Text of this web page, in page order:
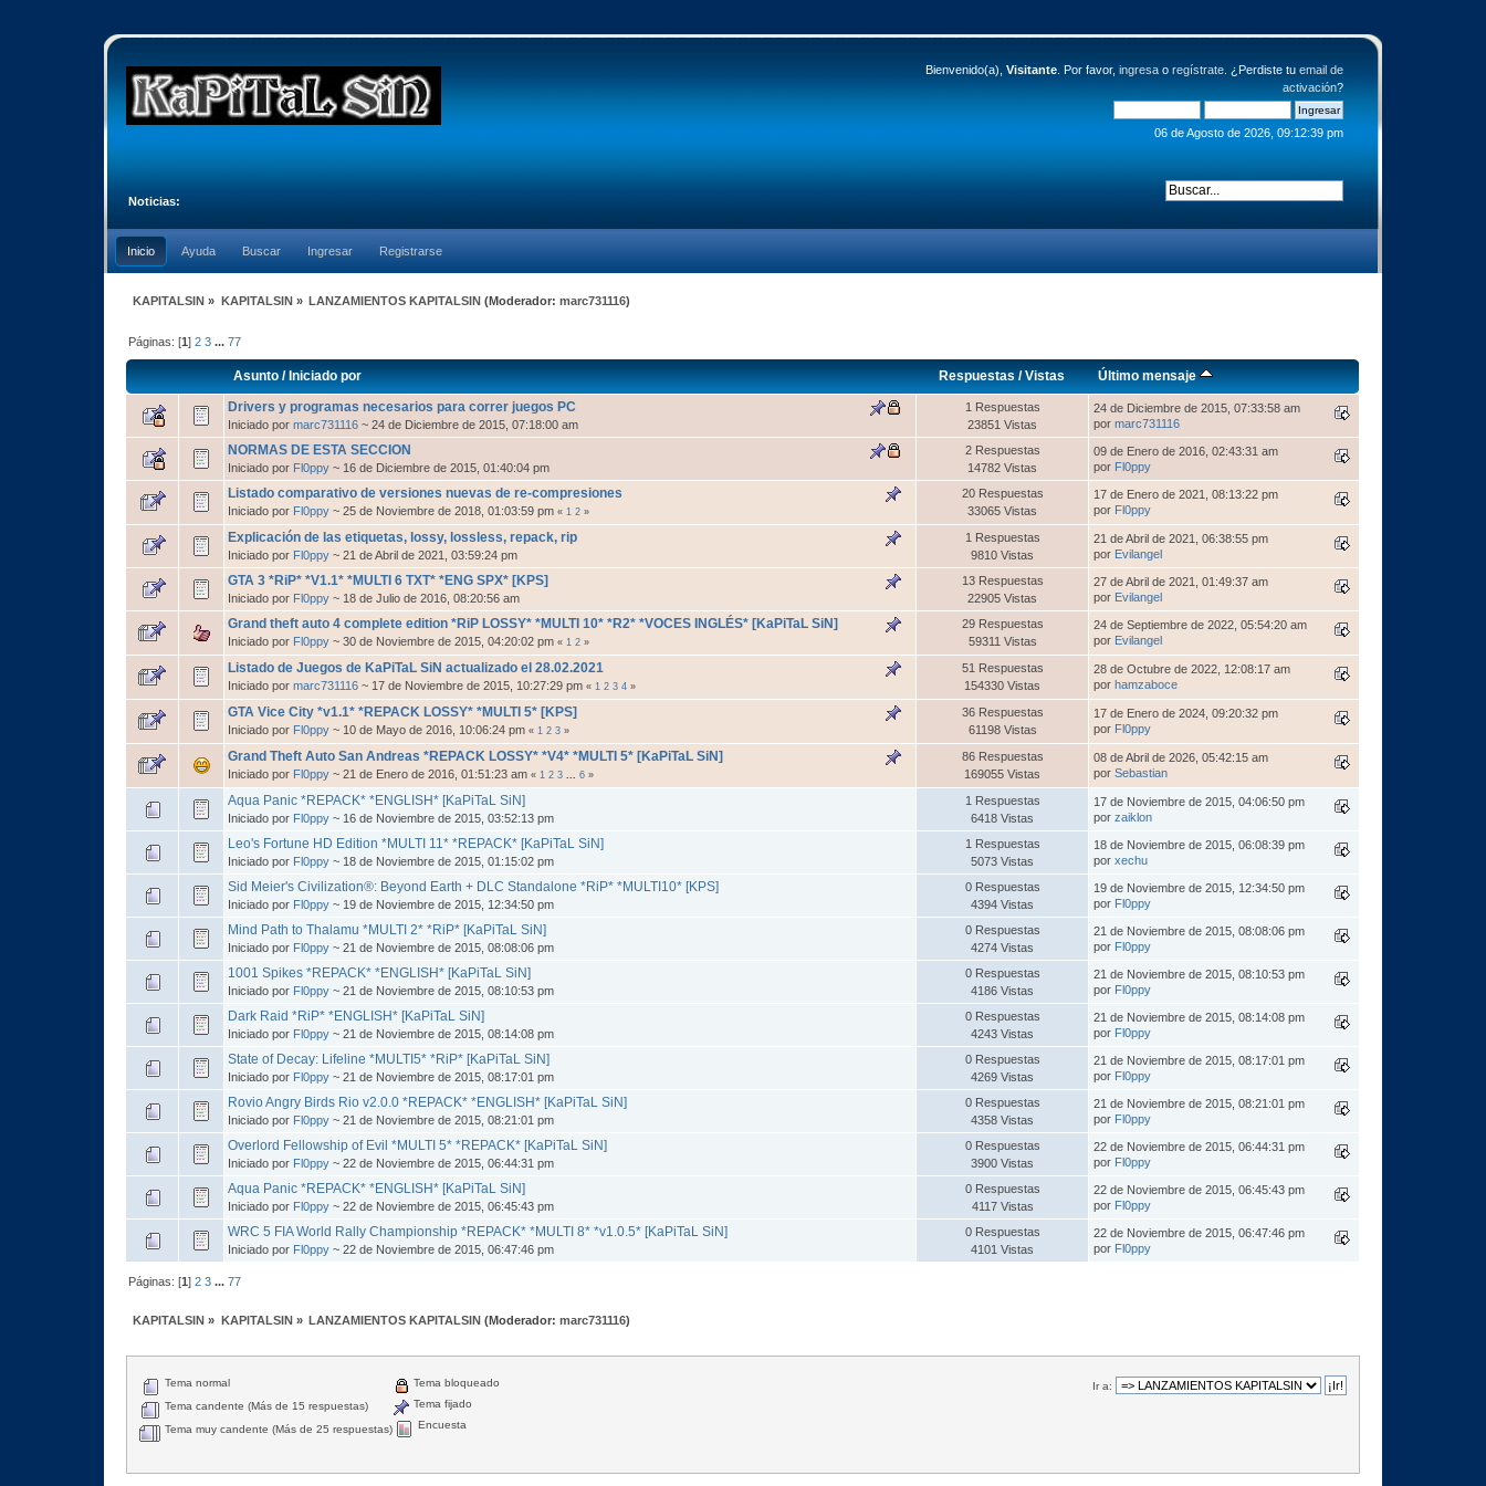
Bienvenido(a), Visitante. Por favor, ingresao regístrate. ¿Perdiste tu email de
activación?
06 de Agosto de 2026, 09:12:39 pm
Noticias:
Inicio Ayuda Buscar Ingresar Registrarse
KAPITALSIN » KAPITALSIN» LANZAMIENTOS KAPITALSIN (Moderador:marc731116)
Páginas: [1]2 3 ...77
Asunto/Iniciado por Respuestas/Vistas
Último mensaje
Drivers y programas necesarios para correr juegos PC
Iniciado pormarc731116 ~ 24 de Diciembre de 2015, 07:18:00 am
1 Respuestas
23851 Vistas
24 de Diciembre de 2015, 07:33:58 am
pormarc731116
NORMAS DE ESTA SECCION
Iniciado por Fl0ppy ~ 16 de Diciembre de 2015, 01:40:04 pm
2 Respuestas
14782 Vistas
09 de Enero de 2016, 02:43:31 am
por Fl0ppy
Listado comparativo de versiones nuevas de re-compresiones
Iniciado por Fl0ppy ~ 25 de Noviembre de 2018, 01:03:59 pm« 1 2 »
20 Respuestas
33065 Vistas
17 de Enero de 2021, 08:13:22 pm
por Fl0ppy
Explicación de las etiquetas, lossy, lossless, repack, rip
Iniciado por Fl0ppy ~ 21 de Abril de 2021, 03:59:24 pm
1 Respuestas
9810 Vistas
21 de Abril de 2021, 06:38:55 pm
por Evilangel
GTA 3 *RiP* *V1.1* *MULTI 6 TXT* *ENG SPX* [KPS]
Iniciado por Fl0ppy ~ 18 de Julio de 2016, 08:20:56 am
13 Respuestas
22905 Vistas
27 de Abril de 2021, 01:49:37 am
por Evilangel
Grand theft auto 4 complete edition *RiP LOSSY* *MULTI 10* *R2* *VOCES INGLÉS* [KaPiTaL SiN]
Iniciado por Fl0ppy ~ 30 de Noviembre de 2015, 04:20:02 pm« 1 2 »
29 Respuestas
59311 Vistas
24 de Septiembre de 2022, 05:54:20 am
por Evilangel
Listado de Juegos de KaPiTaL SiN actualizado el 28.02.2021
Iniciado pormarc731116 ~ 17 de Noviembre de 2015, 10:27:29 pm« 1 2 3 4 »
51 Respuestas
154330 Vistas
28 de Octubre de 2022, 12:08:17 am
porhamzaboce
GTA Vice City *v1.1* *REPACK LOSSY* *MULTI 5* [KPS]
Iniciado por Fl0ppy ~ 10 de Mayo de 2016, 10:06:24 pm« 1 2 3 »
36 Respuestas
61198 Vistas
17 de Enero de 2024, 09:20:32 pm
por Fl0ppy
Grand Theft Auto San Andreas *REPACK LOSSY* *V4* *MULTI 5* [KaPiTaL SiN]
Iniciado por Fl0ppy ~ 21 de Enero de 2016, 01:51:23 am« 1 2 3 ...6 »
86 Respuestas
169055 Vistas
08 de Abril de 2026, 05:42:15 am
porSebastian
Aqua Panic *REPACK* *ENGLISH* [KaPiTaL SiN]
Iniciado por Fl0ppy ~ 16 de Noviembre de 2015, 03:52:13 pm
1 Respuestas
6418 Vistas
17 de Noviembre de 2015, 04:06:50 pm
porzaiklon
Leo's Fortune HD Edition *MULTI 11* *REPACK* [KaPiTaL SiN]
Iniciado por Fl0ppy ~ 18 de Noviembre de 2015, 01:15:02 pm
1 Respuestas
5073 Vistas
18 de Noviembre de 2015, 06:08:39 pm
porxechu
Sid Meier's Civilization®: Beyond Earth + DLC Standalone *RiP* *MULTI10* [KPS]
Iniciado por Fl0ppy ~ 19 de Noviembre de 2015, 12:34:50 pm
0 Respuestas
4394 Vistas
19 de Noviembre de 2015, 12:34:50 pm
por Fl0ppy
Mind Path to Thalamu *MULTI 2* *RiP* [KaPiTaL SiN]
Iniciado por Fl0ppy ~ 21 de Noviembre de 2015, 08:08:06 pm
0 Respuestas
4274 Vistas
21 de Noviembre de 2015, 08:08:06 pm
por Fl0ppy
1001 Spikes *REPACK* *ENGLISH* [KaPiTaL SiN]
Iniciado por Fl0ppy ~ 21 de Noviembre de 2015, 08:10:53 pm
0 Respuestas
4186 Vistas
21 de Noviembre de 2015, 08:10:53 pm
por Fl0ppy
Dark Raid *RiP* *ENGLISH* [KaPiTaL SiN]
Iniciado por Fl0ppy ~ 21 de Noviembre de 2015, 08:14:08 pm
0 Respuestas
4243 Vistas
21 de Noviembre de 2015, 08:14:08 pm
por Fl0ppy
State of Decay: Lifeline *MULTI5* *RiP* [KaPiTaL SiN]
Iniciado por Fl0ppy ~ 21 de Noviembre de 2015, 08:17:01 pm
0 Respuestas
4269 Vistas
21 de Noviembre de 2015, 08:17:01 pm
por Fl0ppy
Rovio Angry Birds Rio v2.0.0 *REPACK* *ENGLISH* [KaPiTaL SiN]
Iniciado por Fl0ppy ~ 21 de Noviembre de 2015, 08:21:01 pm
0 Respuestas
4358 Vistas
21 de Noviembre de 2015, 08:21:01 pm
por Fl0ppy
Overlord Fellowship of Evil *MULTI 5* *REPACK* [KaPiTaL SiN]
Iniciado por Fl0ppy ~ 22 de Noviembre de 2015, 06:44:31 pm
0 Respuestas
3900 Vistas
22 de Noviembre de 2015, 06:44:31 pm
por Fl0ppy
Aqua Panic *REPACK* *ENGLISH* [KaPiTaL SiN]
Iniciado por Fl0ppy ~ 22 de Noviembre de 2015, 06:45:43 pm
0 Respuestas
4117 Vistas
22 de Noviembre de 2015, 06:45:43 pm
por Fl0ppy
WRC 5 FIA World Rally Championship *REPACK* *MULTI 8* *v1.0.5* [KaPiTaL SiN]
Iniciado por Fl0ppy ~ 22 de Noviembre de 2015, 06:47:46 pm
0 Respuestas
4101 Vistas
22 de Noviembre de 2015, 06:47:46 pm
por Fl0ppy
Páginas: [1]2 3 ...77
KAPITALSIN » KAPITALSIN» LANZAMIENTOS KAPITALSIN (Moderador:marc731116)
Ir a:
Tema normal
Tema candente (Más de 15 respuestas)
Tema muy candente (Más de 25 respuestas)
Tema bloqueado
Tema fijado
Encuesta